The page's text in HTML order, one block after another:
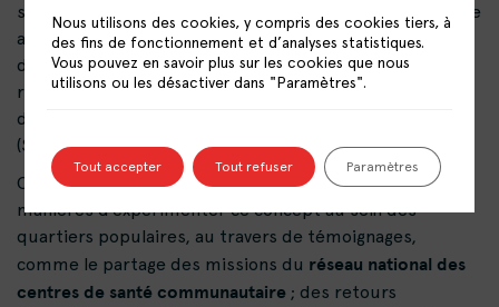
son apparition en France, de la faire entrer en résonance
avec les enjeux d’inégalités sociales et discriminations
de santé, et d’illustrer le concept à travers des
recherches menées dans le cadre de l’expérimentation
des structures d’exercice coordonné participatives
(SecPa).
Cette journée donnera également à voir diverses
manières d’expérimenter ce concept au sein des
quartiers populaires, au travers de témoignages,
comme le partage des missions du réseau national des
centres de santé communautaire ; des retours
Nous utilisons des cookies, y compris des cookies tiers, à
des fins de fonctionnement et d’analyses statistiques.
Vous pouvez en savoir plus sur les cookies que nous
utilisons ou les désactiver dans "Paramètres".
Tout accepter Tout refuser Paramètres